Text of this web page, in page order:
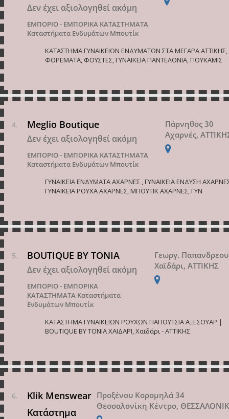
Δεν έχει αξιολογηθεί ακόμη
ΕΜΠΟΡΙΟ - ΕΜΠΟΡΙΚΑ ΚΑΤΑΣΤΗΜΑΤΑ
Καταστήματα Ενδυμάτων Μπουτίκ
ΚΑΤΑΣΤΗΜΑ ΓΥΝΑΙΚΕΙΩΝ ΕΝΔΥΜΑΤΩΝ ΣΤΑ ΜΕΓΑΡΑ ΑΤΤΙΚΗΣ,
ΦΟΡΕΜΑΤΑ, ΦΟΥΣΤΕΣ, ΓΥΝΑΙΚΕΙΑ ΠΑΝΤΕΛΟΝΙΑ, ΠΟΥΚΑΜΙΣ
Meglio Boutique
Δεν έχει αξιολογηθεί ακόμη
ΕΜΠΟΡΙΟ - ΕΜΠΟΡΙΚΑ ΚΑΤΑΣΤΗΜΑΤΑ
Καταστήματα Ενδυμάτων Μπουτίκ
Πάρνηθος 30
Αχαρνές,
ΓΥΝΑΙΚΕΙΑ ΕΝΔΥΜΑΤΑ ΑΧΑΡΝΕΣ , ΓΥΝΑΙΚΕΙΑ ΕΝΔΥΣΗ
ΓΥΝΑΙΚΕΙΑ ΡΟΥΧΑ ΑΧΑΡΝΕΣ, ΜΠΟΥΤΙΚ ΑΧΑΡΝΕΣ, ΓΥΝ
BOUTIQUE BY TONIA
Δεν έχει αξιολογηθεί ακόμη
ΕΜΠΟΡΙΟ - ΕΜΠΟΡΙΚΑ
ΚΑΤΑΣΤΗΜΑΤΑ Καταστήματα
Ενδυμάτων Μπουτίκ
Γεωργ.
Χαϊδάρι, ΑΤΤΙΚΗΣ
ΚΑΤΑΣΤΗΜΑ ΓΥΝΑΙΚΕΙΩΝ ΡΟΥΧΩΝ ΠΑΠΟΥΤΣΙΑ ΑΞΕΣΟΥΑΡ |
BOUTIQUE BY TONIA ΧΑΙΔΑΡΙ, Χαϊδάρι - ΑΤΤΙΚΗΣ
Klik Menswear
Κατάστημα
Προξένου Κορομηλά 34
Θεσσαλονίκη Κέντρο,